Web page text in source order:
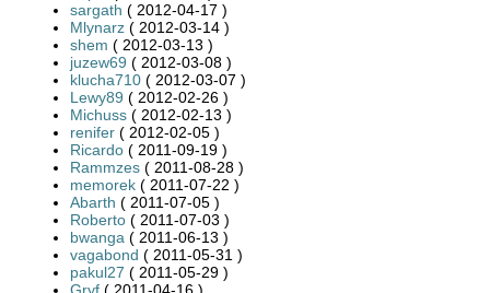
sargath ( 2012-04-17 )
Mlynarz ( 2012-03-14 )
shem ( 2012-03-13 )
juzew69 ( 2012-03-08 )
klucha710 ( 2012-03-07 )
Lewy89 ( 2012-02-26 )
Michuss ( 2012-02-13 )
renifer ( 2012-02-05 )
Ricardo ( 2011-09-19 )
Rammzes ( 2011-08-28 )
memorek ( 2011-07-22 )
Abarth ( 2011-07-05 )
Roberto ( 2011-07-03 )
bwanga ( 2011-06-13 )
vagabond ( 2011-05-31 )
pakul27 ( 2011-05-29 )
Gryf ( 2011-04-16 )